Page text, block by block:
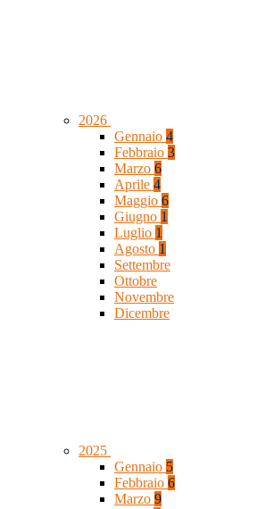
2026
Gennaio 4
Febbraio 3
Marzo 6
Aprile 4
Maggio 6
Giugno 1
Luglio 1
Agosto 1
Settembre
Ottobre
Novembre
Dicembre
2025
Gennaio 5
Febbraio 6
Marzo 9